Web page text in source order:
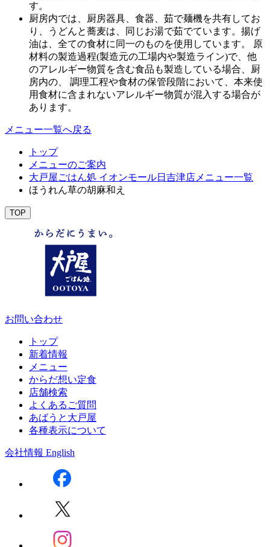
す。
厨房内では、厨房器具、食器、茹で麺機を共有してお
り、うどんと蕎麦は、同じお湯で茹でています。揚げ
油は、全ての食材に同一のものを使用しています。 原
材料の製造過程(製造元の工場内や製造ライン)で、他
のアレルギー物質を含む食品も製造している場合、厨
房内の、 調理工程や食材の保管段階において、本来使
用食材に含まれないアレルギー物質が混入する場合が
あります。
メニュー一覧へ戻る
トップ
メニューのご案内
大戸屋ごはん処 イオンモール日吉津店メニュー一覧
ほうれん草の胡麻和え
TOP
お問い合わせ
トップ
新着情報
メニュー
からだ想い定食
店舗検索
よくあるご質問
あばうと大戸屋
各種表示について
会社情報 English